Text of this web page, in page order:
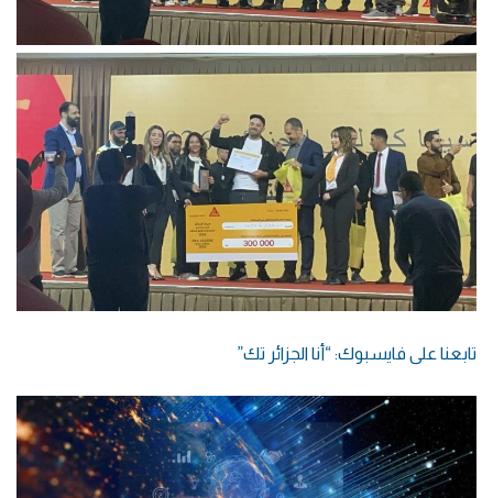
تابعنا على فايسبوك: “أنا الجزائر تك”